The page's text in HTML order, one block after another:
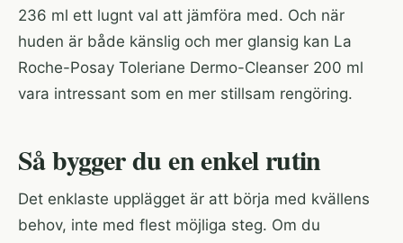
236 ml ett lugnt val att jämföra med. Och när
huden är både känslig och mer glansig kan La
Roche-Posay Toleriane Dermo-Cleanser 200 ml
vara intressant som en mer stillsam rengöring.
Så bygger du en enkel rutin
Det enklaste upplägget är att börja med kvällens
behov, inte med flest möjliga steg. Om du